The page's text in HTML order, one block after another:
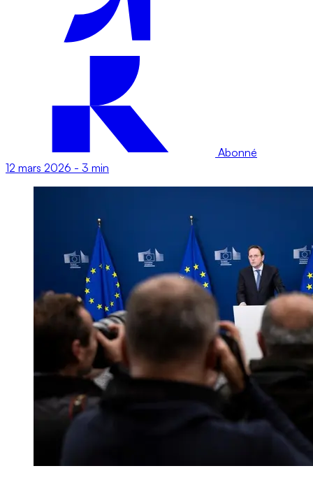
Abonné
12 mars 2026 - 3 min